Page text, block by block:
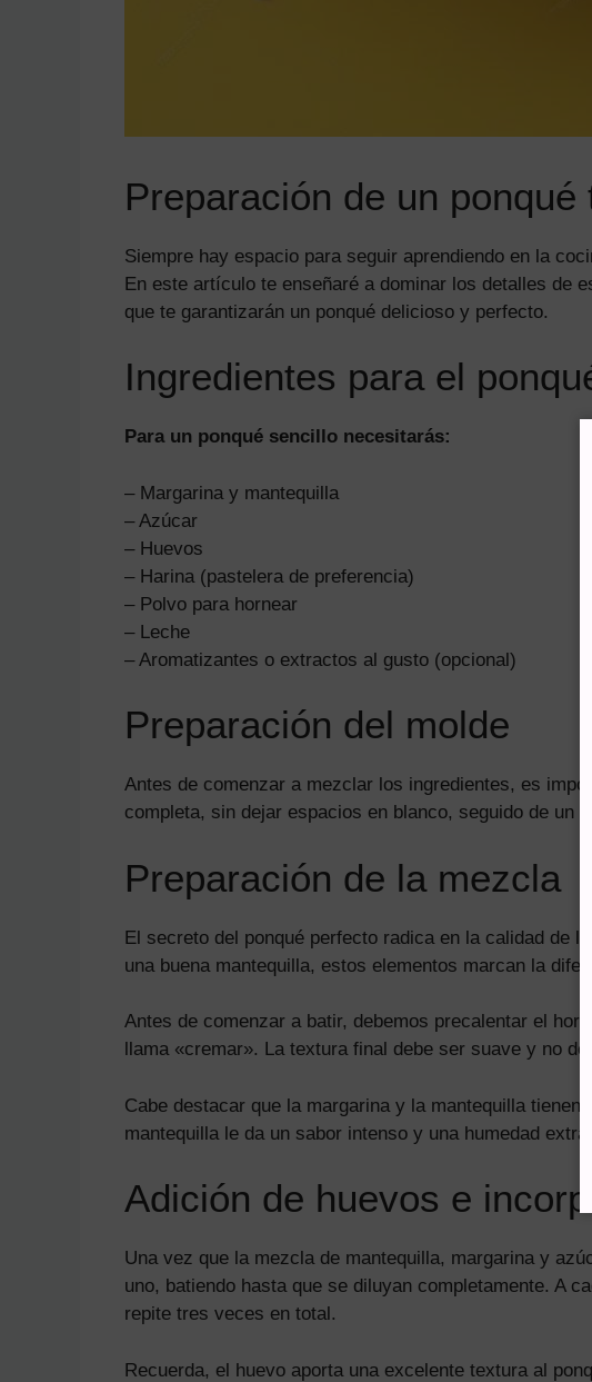
Preparación de un
Siempre hay espacio para seguir aprendiendo en la
En este artículo te enseñaré a dominar los detalles de
que te garantizarán un ponqué delicioso y perfecto.
Ingredientes para el
Para un ponqué sencillo necesitarás:
– Margarina y mantequilla
– Azúcar
– Huevos
– Harina (pastelera de preferencia)
– Polvo para hornear
– Leche
– Aromatizantes o extractos al gusto (opcional)
Preparación del molde
Antes de comenzar a mezclar los ingredientes, es
completa, sin dejar espacios en blanco, seguido de un
Preparación de la mezcla
El secreto del ponqué perfecto radica en la calidad de
una buena mantequilla, estos elementos marcan la
Antes de comenzar a batir, debemos precalentar el
llama «cremar». La textura final debe ser suave y no
Cabe destacar que la margarina y la mantequilla
mantequilla le da un sabor intenso y una humedad
Adición de huevos e
Una vez que la mezcla de mantequilla, margarina y
uno, batiendo hasta que se diluyan completamente. A
repite tres veces en total.
Recuerda, el huevo aporta una excelente textura al